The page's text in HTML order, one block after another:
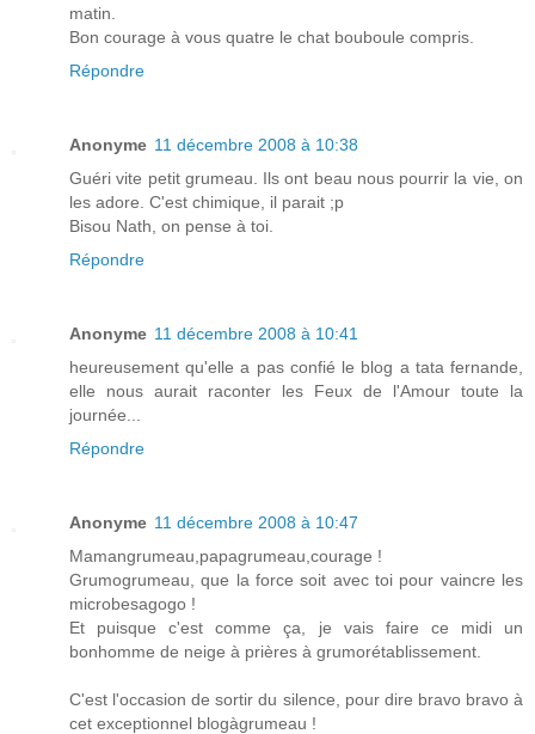
matin.
Bon courage à vous quatre le chat bouboule compris.
Répondre
Anonyme 11 décembre 2008 à 10:38
Guéri vite petit grumeau. Ils ont beau nous pourrir la vie, on
les adore. C'est chimique, il parait ;p
Bisou Nath, on pense à toi.
Répondre
Anonyme 11 décembre 2008 à 10:41
heureusement qu'elle a pas confié le blog a tata fernande,
elle nous aurait raconter les Feux de l'Amour toute la
journée...
Répondre
Anonyme 11 décembre 2008 à 10:47
Mamangrumeau,papagrumeau,courage !
Grumogrumeau, que la force soit avec toi pour vaincre les
microbesagogo !
Et puisque c'est comme ça, je vais faire ce midi un
bonhomme de neige à prières à grumorétablissement.
C'est l'occasion de sortir du silence, pour dire bravo bravo à
cet exceptionnel blogàgrumeau !